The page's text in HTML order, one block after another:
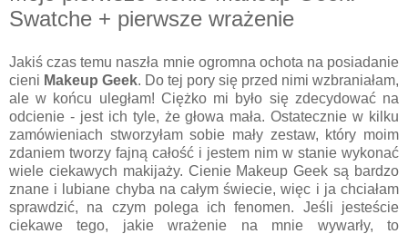
Swatche + pierwsze wrażenie
Jakiś czas temu naszła mnie ogromna ochota na posiadanie
cieni Makeup Geek. Do tej pory się przed nimi wzbraniałam,
ale w końcu uległam! Ciężko mi było się zdecydować na
odcienie - jest ich tyle, że głowa mała. Ostatecznie w kilku
zamówieniach stworzyłam sobie mały zestaw, który moim
zdaniem tworzy fajną całość i jestem nim w stanie wykonać
wiele ciekawych makijaży. Cienie Makeup Geek są bardzo
znane i lubiane chyba na całym świecie, więc i ja chciałam
sprawdzić, na czym polega ich fenomen. Jeśli jesteście
ciekawe tego, jakie wrażenie na mnie wywarły, to